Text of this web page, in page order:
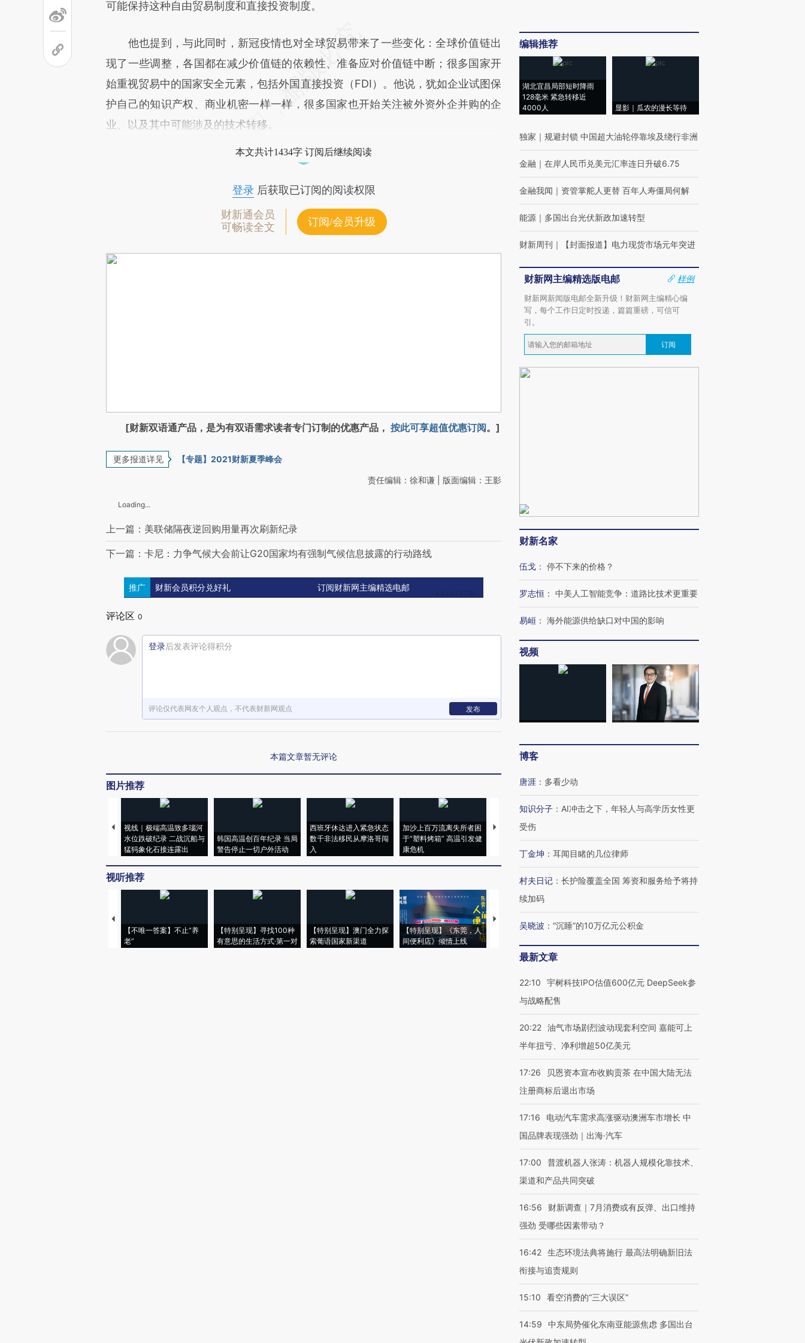
可能保持这种自由贸易制度和直接投资制度。
他也提到，与此同时，新冠疫情也对全球贸易带来了一些变化：全球价值链出
现了一些调整，各国都在减少价值链的依赖性、准备应对价值链中断；很多国家开
始重视贸易中的国家安全元素，包括外国直接投资（FDI）。他说，犹如企业试图保
护自己的知识产权、商业机密一样一样，很多国家也开始关注被外资外企并购的企
业、以及其中可能涉及的技术转移。
本文共计1434字 订阅后继续阅读
登录后获取已订阅的阅读权限
财新通会员
可畅读全文
订阅/会员升级
[财新双语通产品，是为有双语需求读者专门订制的优惠产品， 按此可享超值优惠订阅。]
更多报道详见 【专题】2021财新夏季峰会
责任编辑：徐和谦 | 版面编辑：王影
Loading...
上一篇：美联储隔夜逆回购用量再次刷新纪录
下一篇：卡尼：力争气候大会前让G20国家均有强制气候信息披露的行动路线
推广 财新会员积分兑好礼 订阅财新网主编精选电邮
评论区 0
登录后发表评论得积分
评论仅代表网友个人观点，不代表财新网观点 发布
本篇文章暂无评论
图片推荐
视线｜极端高温致多瑙河
水位跌破纪录 二战沉船与
猛犸象化石接连露出
韩国高温创百年纪录 当局
警告停止一切户外活动
西班牙休达进入紧急状态
数千非法移民从摩洛哥闯
入
加沙上百万流离失所者困
于“塑料烤箱” 高温引发健
康危机
视线｜HYROX的吸金
术：是什么让中产们甘
心“花钱找虐”？
粒摇头丸 尿检体内含3种
毒品
度Z世代 用街头抗争将教
视听推荐
【不唯一答案】不止“养
老”
【特别呈现】寻找100种
有意思的生活方式·第一对
【特别呈现】澳门全力探
索葡语国家新渠道
【特别呈现】《东莞，人
间便利店》倾情上线
【推广】走进第四届链博
会，让数智科技“链”接产
【特别呈现】寻找100种
编辑推荐
湖北宜昌局部短时降雨
128毫米 紧急转移近
4000人
显影｜瓜农的漫长等待
独家 ｜ 规避封锁 中国超大油轮停靠埃及绕行非洲
金融 ｜ 在岸人民币兑美元汇率连日升破6.75
金融我闻 ｜ 资管掌舵人更替 百年人寿僵局何解
能源 ｜ 多国出台光伏新政加速转型
财新周刊 ｜ 【封面报道】电力现货市场元年突进
财新网主编精选版电邮
样例
财新网新闻版电邮全新升级！财新网主编精心编
写，每个工作日定时投递，篇篇重磅，可信可
引。
订阅
财新名家
伍戈 ： 停不下来的价格？
罗志恒 ： 中美人工智能竞争：道路比技术更重要
易峘 ： 海外能源供给缺口对中国的影响
视频
博客
唐涯 ： 多看少动
知识分子 ： AI冲击之下，年轻人与高学历女性更
受伤
丁金坤 ： 耳闻目睹的几位律师
村夫日记 ： 长护险覆盖全国 筹资和服务给予将持
续加码
吴晓波 ： “沉睡”的10万亿元公积金
最新文章
22:10
宇树科技IPO估值600亿元 DeepSeek参
与战略配售
20:22 油气市场剧烈波动现套利空间 嘉能可上
半年扭亏、净利增超50亿美元
17:26
贝恩资本宣布收购贡茶 在中国大陆无法
注册商标后退出市场
17:16
电动汽车需求高涨驱动澳洲车市增长 中
国品牌表现强劲｜出海·汽车
17:00
普渡机器人张涛：机器人规模化靠技术、
渠道和产品共同突破
16:56
财新调查｜7月消费或有反弹、出口维持
强劲 受哪些因素带动？
16:42 生态环境法典将施行 最高法明确新旧法
衔接与追责规则
15:10 看空消费的“三大误区”
14:59
中东局势催化东南亚能源焦虑 多国出台